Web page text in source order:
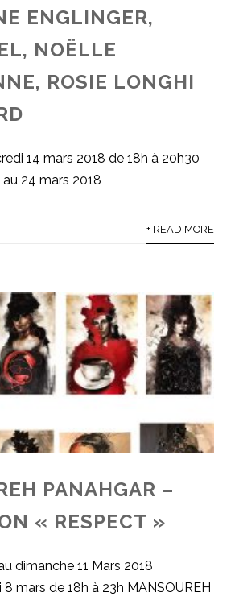
ENGLINGER,
NOËLLE
ROSIE LONGHI
14 mars 2018 de 18h à 20h30
24 mars 2018
+ READ MORE
PANAHGAR –
« RESPECT »
dimanche 11 Mars 2018
8 mars de 18h à 23h MANSOUREH